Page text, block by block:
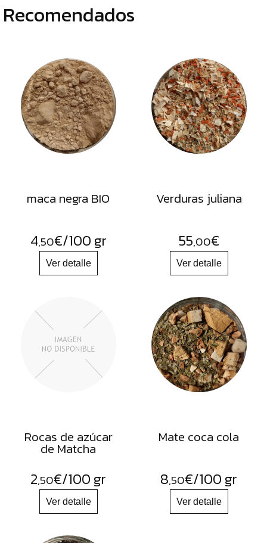
Recomendados
maca negra BIO
4,50€/100 gr
Verduras juliana
55,00€
Rocas de azúcar
de Matcha
2,50€/100 gr
Mate coca cola
8,50€/100 gr